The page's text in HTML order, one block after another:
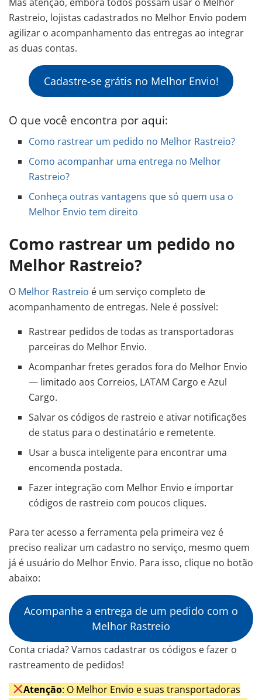
Rastreio, lojistas cadastrados no Melhor Envio podem
agilizar o acompanhamento das entregas ao integrar
as duas contas.
Cadastre-se grátis no Melhor Envio!
O que você encontra por aqui:
Como rastrear um pedido no Melhor Rastreio?
Como acompanhar uma entrega no Melhor
Rastreio?
Conheça outras vantagens que só quem usa o
Melhor Envio tem direito
Como rastrear um pedido no
Melhor Rastreio?
O Melhor Rastreio é um serviço completo de
acompanhamento de entregas. Nele é possível:
Rastrear pedidos de todas as transportadoras
parceiras do Melhor Envio.
Acompanhar fretes gerados fora do Melhor Envio
— limitado aos Correios, LATAM Cargo e Azul
Cargo.
Salvar os códigos de rastreio e ativar notificações
de status para o destinatário e remetente.
Usar a busca inteligente para encontrar uma
encomenda postada.
Fazer integração com Melhor Envio e importar
códigos de rastreio com poucos cliques.
Para ter acesso a ferramenta pela primeira vez é
preciso realizar um cadastro no serviço, mesmo quem
já é usuário do Melhor Envio. Para isso, clique no botão
abaixo:
Acompanhe a entrega de um pedido com o
Melhor Rastreio
Conta criada? Vamos cadastrar os códigos e fazer o
rastreamento de pedidos!
Atenção: O Melhor Envio e suas transportadoras